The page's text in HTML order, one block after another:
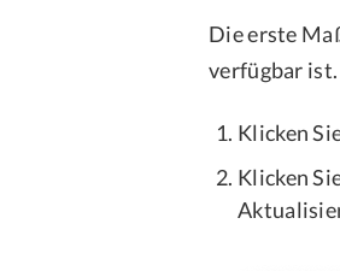
Die erste
verfügbar
Klicken
Klicken